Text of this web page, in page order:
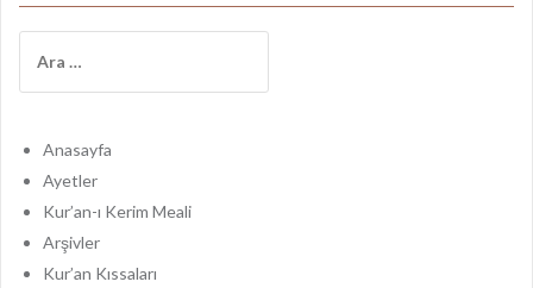
a
a
Anasayfa
Ayetler
Kur’an-ı Kerim Meali
Arşivler
Kur’an Kıssaları